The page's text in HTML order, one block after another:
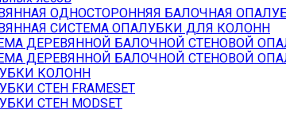
ОДНОСТОРОННЯЯ БАЛОЧНАЯ
СИСТЕМА ОПАЛУБКИ ДЛЯ КОЛОНН
ДЕРЕВЯННОЙ БАЛОЧНОЙ СТЕНОВОЙ
ДЕРЕВЯННОЙ БАЛОЧНОЙ СТЕНОВОЙ
КОЛОНН
СТЕН FRAMESET
СТЕН MODSET